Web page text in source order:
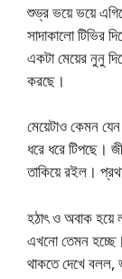
শুভ্র ভয়ে ভয়ে
সাদাকালো টিভির
একটা মেয়ের নুনু
করছে।
মেয়েটাও কেমন
ধরে ধরে টিপছে।
তাকিয়ে রইল।
হঠাৎ ও অবাক হয়ে
এখনো তেমন
থাকতে দেখে